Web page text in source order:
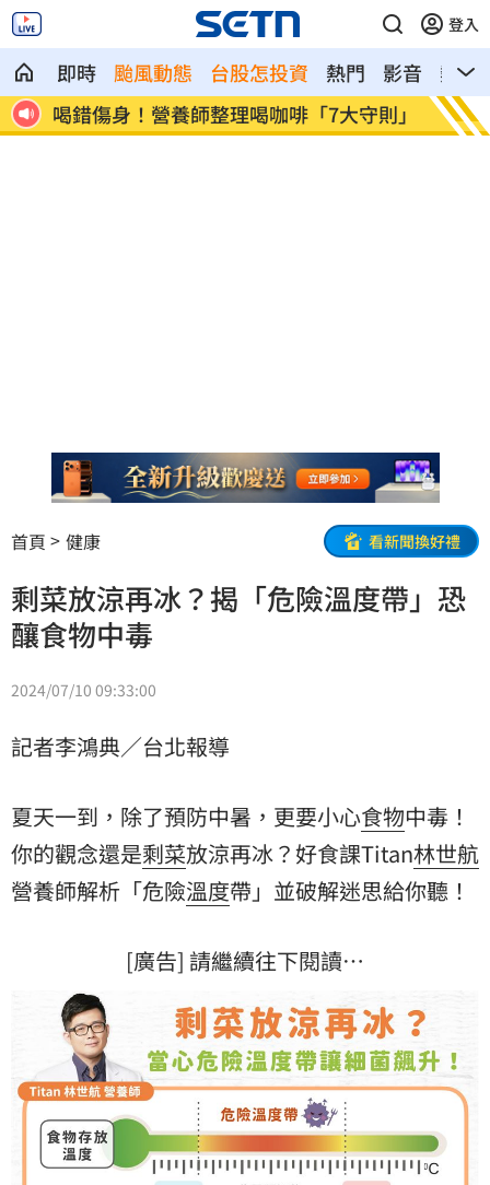
登入
即時 颱風動態 台股怎投資 熱門 影音
熱搜
遺
喝錯傷身！營養師整理喝咖啡「7大守則」
美：
導
首頁 健康 看新聞換好禮
剩菜放涼再冰？揭「危險溫度帶」恐
釀食物中毒
2024/07/10 09:33:00
記者李鴻典／台北報導
夏天一到，除了預防中暑，更要小心食物中毒！
你的觀念還是剩菜放涼再冰？好食課Titan林世航
營養師解析「危險溫度帶」並破解迷思給你聽！
[廣告] 請繼續往下閱讀…